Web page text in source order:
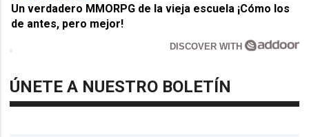
Un verdadero MMORPG de la vieja escuela ¡Cómo los
de antes, pero mejor!
DISCOVER WITH
ÚNETE A NUESTRO BOLETÍN